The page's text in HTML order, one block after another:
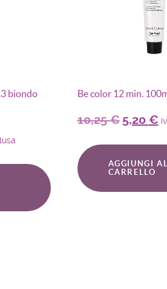
biondo
Be color 12 min.
10,25€ 5,20 €
AGGIUNGI AL
CARRELLO